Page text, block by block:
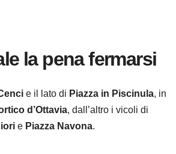
la pena fermarsi
e il lato di Piazza in Piscinula, in
d’Ottavia, dall’altro i vicoli di
e Piazza Navona.